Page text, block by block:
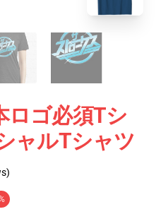
ロゴ必須Tシ
ャルTシャツ